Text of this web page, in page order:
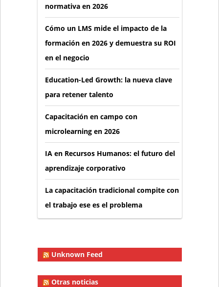
normativa en 2026
Cómo un LMS mide el impacto de la
formación en 2026 y demuestra su ROI
en el negocio
Education-Led Growth: la nueva clave
para retener talento
Capacitación en campo con
microlearning en 2026
IA en Recursos Humanos: el futuro del
aprendizaje corporativo
La capacitación tradicional compite con
el trabajo ese es el problema
Unknown Feed
Otras noticias